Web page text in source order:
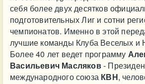
себя более двух десятков
подготовительных Лиг и сотни
чемпионатов. Именно в этой
лучшие команды Клуба Веселых и
Более 40 лет ведет программу
Васильевич Масляков-
международного союза КВН,